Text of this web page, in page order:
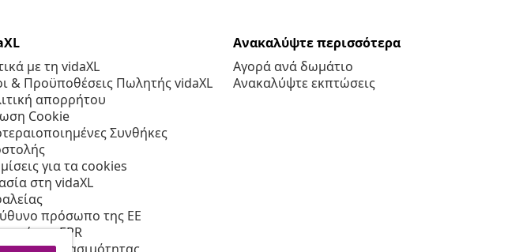
με τη vidaXL
& Προϋποθέσεις Πωλητής vidaXL
απορρήτου
Cookie
Συνθήκες
για τα cookies
στη vidaXL
πρόσωπο της ΕΕ
της EPR
Ανακαλύψτε περισσότερα
Αγορά ανά δωμάτιο
Ανακαλύψτε εκπτώσεις